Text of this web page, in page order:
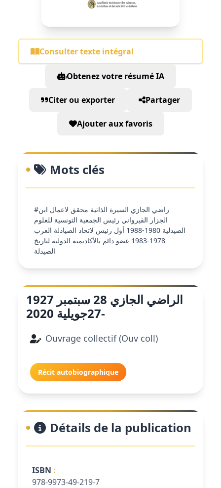
Consulter texte intégral
Obtenez votre résumé IA
Citer ou exporter Partager
Ajouter aux favoris
Mots clés
#راضي الجازي السيرة الذاتية محقق لاعمال ابن
الجزار القيرواني رئيس الجمعية التونسية للعلوم
الصيدلية 1980-1988 أول رئيس لاتحاد الصيادلة العرب
1978-1983 عضو دائم بالأكاديمية الدولية لتاريخ
الصيدلة
الراضي الجازي 28 سبتمبر 1927
-27جويلية 2020
Ouvrage collectif (Ouv coll)
Récit autobiographique
Détails de la publication
ISBN
978-9973-49-219-7